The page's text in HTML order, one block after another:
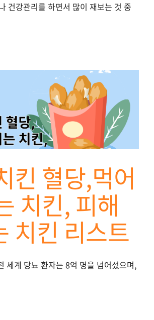
건강관리를 하면서 많이 재보는 것 중
킨 혈당,먹어
치킨, 피해
치킨 리스트
세계 당뇨 환자는 8억 명을 넘어섰으며,